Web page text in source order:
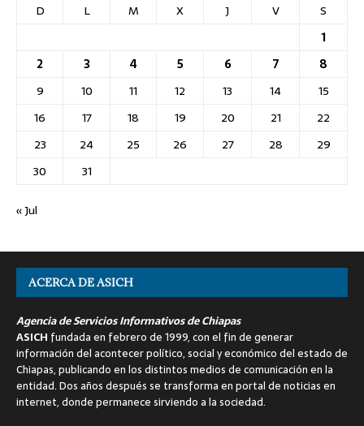
D
L M X J V
S
1
2
3 4 5 6 7
8
9
10 11 12 13 14
15
16
17 18 19 20 21
22
23
24 25 26 27 28
29
30
31
« Jul
ACERCA DE ASICH
Agencia de Servicios Informativos de Chiapas
ASICH fundada en febrero de 1999, con el fin de generar
información del acontecer político, social y económico del estado de
Chiapas, publicando en los distintos medios de comunicación en la
entidad. Dos años después se transforma en portal de noticias en
internet, donde permanece sirviendo a la sociedad.